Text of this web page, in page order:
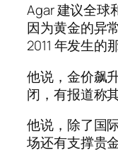
Agar 建议全球
因为黄金的异
2011 年发生的
他说，金价飙
闭，有报道称
他说，除了国
场还有支撑贵